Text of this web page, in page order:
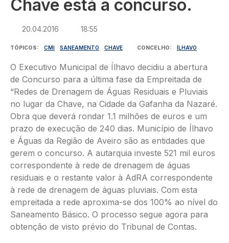
Chave está a concurso.
20.04.2016 18:55
TÓPICOS CMI SANEAMENTO CHAVE CONCELHO ÍLHAVO
O Executivo Municipal de Ílhavo decidiu a abertura
de Concurso para a última fase da Empreitada de
“Redes de Drenagem de Águas Residuais e Pluviais
no lugar da Chave, na Cidade da Gafanha da Nazaré.
Obra que deverá rondar 1.1 milhões de euros e um
prazo de execução de 240 dias. Município de Ílhavo
e Águas da Região de Aveiro são as entidades que
gerem o concurso. A autarquia investe 521 mil euros
correspondente à rede de drenagem de águas
residuais e o restante valor à AdRA correspondente
à rede de drenagem de águas pluviais. Com esta
empreitada a rede aproxima-se dos 100% ao nível do
Saneamento Básico. O processo segue agora para
obtenção de visto prévio do Tribunal de Contas.